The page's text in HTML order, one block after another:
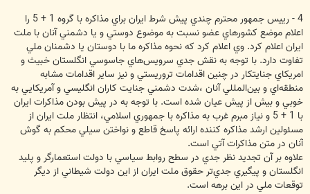
4 - رييس جمهور محترم چندي پيش شرط ايران براي مذاكره با گروه 1 + 5 را
اعلام موضع كشورهاي عضو نسبت به موضوع دوستي و يا دشمني آنان با ملت
ايران اعلام كرد. وي اعلام كرد كه نحوه مذاكره ما با دوستان يا دشمنان ملي
تفاوت دارد. با توجه به نقش جدي سرويس‌هاي جاسوسي انگلستان خبيث و
امريكاي جنايتكار در چنين اقدامات تروريستي و نيز ساير اقدامات مشابه
منطقه‌اي و بين‌المللي آنان ،شدت دشمني جنايت كاران انگليسي و آمريكايي به
خوبي و بيش از پيش عيان شده است. با توجه به در پيش بودن مذاكرات ايران
با 1 + 5 و نياز مبرم غرب به مذاكره با جمهوري اسلامي، انتظار ملت ايران از
مسئولين ارشد مذاكره كننده ارائه پاسخ قاطع و نواختن سيلي محكم به گوش
آنان در متن مذاكرات آتي است.
علاوه بر آن تجديد نظر جدي در سطح روابط سياسي با دولت استعمارگر و پليد
انگلستان و پيگيري جدي‌تر حقوق ملت ايران از اين دولت شيطاني از ديگر
توقعات ملي در اين برهه است.